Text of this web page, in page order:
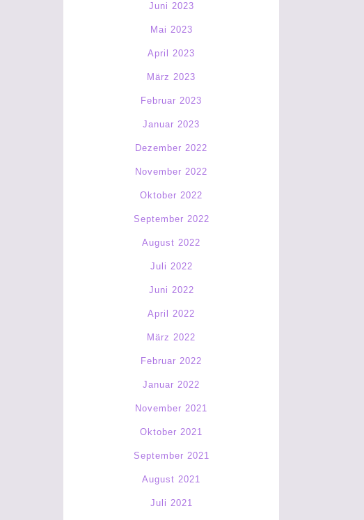
Juni 2023
Mai 2023
April 2023
März 2023
Februar 2023
Januar 2023
Dezember 2022
November 2022
Oktober 2022
September 2022
August 2022
Juli 2022
Juni 2022
April 2022
März 2022
Februar 2022
Januar 2022
November 2021
Oktober 2021
September 2021
August 2021
Juli 2021